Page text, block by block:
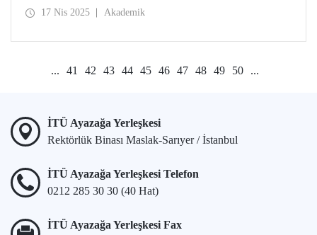
Birliğinin başkanlığını yürüten İTÜ Rektörü Prof. Dr.
17 Nis 2025 Akademik
... 41 42 43 44 45 46 47 48 49 50 ...
İTÜ Ayazağa Yerleşkesi
Rektörlük Binası Maslak-Sarıyer / İstanbul
İTÜ Ayazağa Yerleşkesi Telefon
0212 285 30 30 (40 Hat)
İTÜ Ayazağa Yerleşkesi Fax